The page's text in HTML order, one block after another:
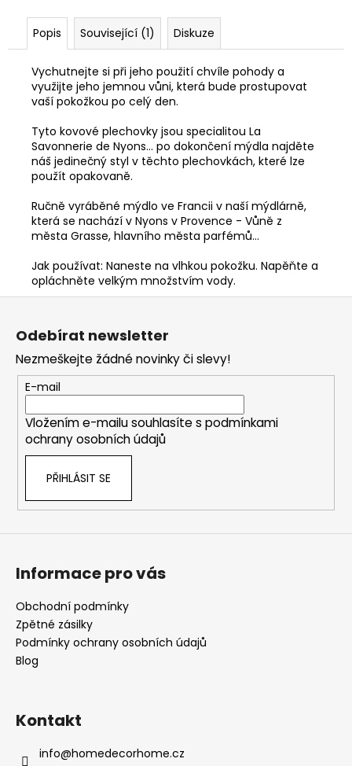
Popis Související (1) Diskuze
Vychutnejte si při jeho použití chvíle pohody a
využijte jeho jemnou vůni, která bude prostupovat
vaší pokožkou po celý den.
Tyto kovové plechovky jsou specialitou La
Savonnerie de Nyons... po dokončení mýdla najděte
náš jedinečný styl v těchto plechovkách, které lze
použít opakovaně.
Ručně vyráběné mýdlo ve Francii v naší mýdlárně,
která se nachází v Nyons v Provence - Vůně z
města Grasse, hlavního města parfémů...
Jak používat: Naneste na vlhkou pokožku. Napěňte a
opláchněte velkým množstvím vody.
Odebírat newsletter
Nezmeškejte žádné novinky či slevy!
E-mail
Vložením e-mailu souhlasíte s podmínkami
ochrany osobních údajů
PŘIHLÁSIT SE
Informace pro vás
Obchodní podmínky
Zpětné zásilky
Podmínky ochrany osobních údajů
Blog
Kontakt
info@homedecorhome.cz